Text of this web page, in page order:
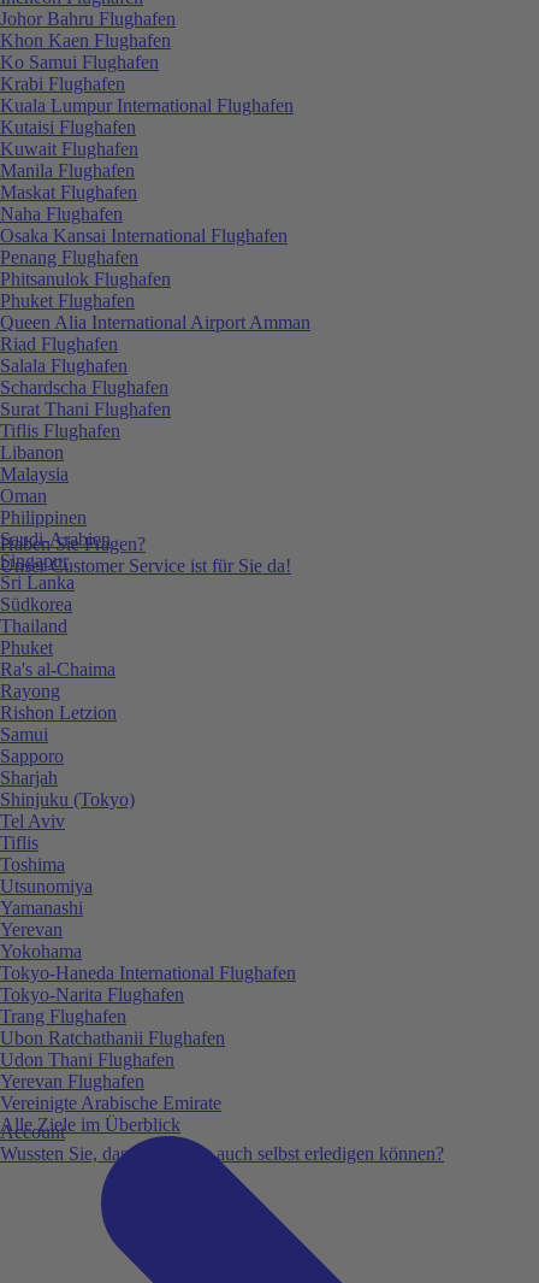
Haben Sie Fragen?
Unser Customer Service ist für Sie da!
Account
Wussten Sie, dass Sie vieles auch selbst erledigen können?
Johor Bahru Flughafen
Khon Kaen Flughafen
Ko Samui Flughafen
Krabi Flughafen
Kuala Lumpur International Flughafen
Kutaisi Flughafen
Kuwait Flughafen
Manila Flughafen
Maskat Flughafen
Naha Flughafen
Osaka Kansai International Flughafen
Penang Flughafen
Phitsanulok Flughafen
Phuket Flughafen
Queen Alia International Airport Amman
Riad Flughafen
Salala Flughafen
Schardscha Flughafen
Surat Thani Flughafen
Tiflis Flughafen
Libanon
Malaysia
Oman
Philippinen
Saudi-Arabien
Singapur
Sri Lanka
Südkorea
Thailand
Phuket
Ra's al-Chaima
Rayong
Rishon Letzion
Samui
Sapporo
Sharjah
Shinjuku (Tokyo)
Tel Aviv
Tiflis
Toshima
Utsunomiya
Yamanashi
Yerevan
Yokohama
Tokyo-Haneda International Flughafen
Tokyo-Narita Flughafen
Trang Flughafen
Ubon Ratchathanii Flughafen
Udon Thani Flughafen
Yerevan Flughafen
Vereinigte Arabische Emirate
Alle Ziele im Überblick